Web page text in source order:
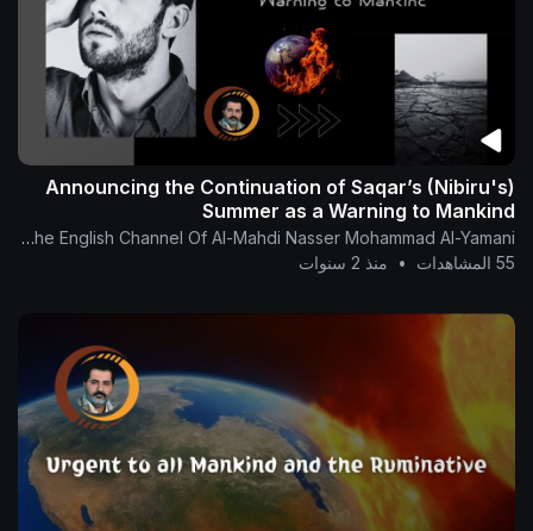
Announcing the Continuation of Saqar’s (Nibiru's)
Summer as a Warning to Mankind
The English Channel Of Al-Mahdi Nasser Mohammad Al-Yamani
55 المشاهدات
• منذ 2 سنوات